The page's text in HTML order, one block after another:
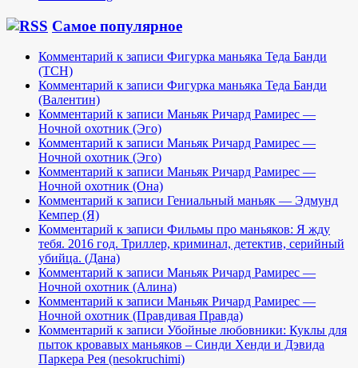
Самое популярное
Комментарий к записи Фигурка маньяка Теда Банди
(TCH)
Комментарий к записи Фигурка маньяка Теда Банди
(Валентин)
Комментарий к записи Маньяк Ричард Рамирес —
Ночной охотник (Эго)
Комментарий к записи Маньяк Ричард Рамирес —
Ночной охотник (Эго)
Комментарий к записи Маньяк Ричард Рамирес —
Ночной охотник (Она)
Комментарий к записи Гениальный маньяк — Эдмунд
Кемпер (Я)
Комментарий к записи Фильмы про маньяков: Я жду
тебя. 2016 год. Триллер, криминал, детектив, серийный
убийца. (Дана)
Комментарий к записи Маньяк Ричард Рамирес —
Ночной охотник (Алина)
Комментарий к записи Маньяк Ричард Рамирес —
Ночной охотник (Правдивая Правда)
Комментарий к записи Убойные любовники: Куклы для
пыток кровавых маньяков – Синди Хенди и Дэвида
Паркера Рея (nesokruchimi)